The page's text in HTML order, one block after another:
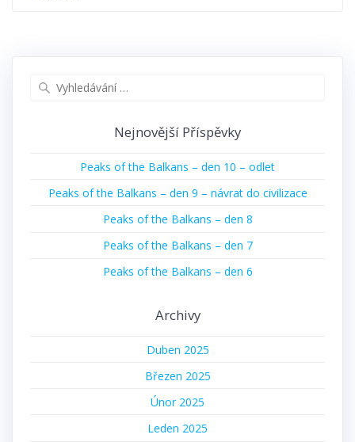
Nejnovější Příspěvky
Peaks of the Balkans – den 10 – odlet
Peaks of the Balkans – den 9 – návrat do civilizace
Peaks of the Balkans – den 8
Peaks of the Balkans – den 7
Peaks of the Balkans – den 6
Archivy
Duben 2025
Březen 2025
Únor 2025
Leden 2025